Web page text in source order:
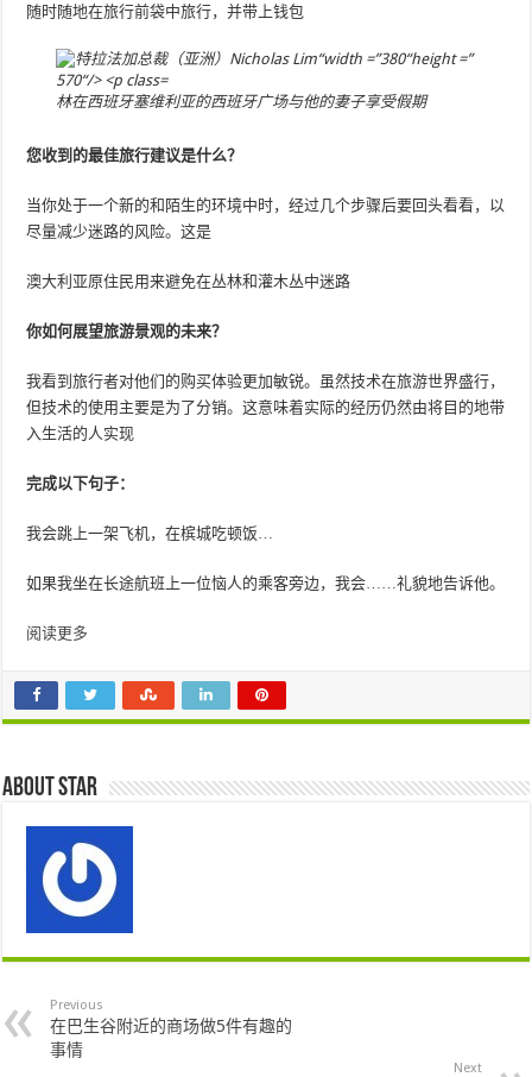
随时随地在旅行前袋中旅行，并带上钱包
林在西班牙塞维利亚的西班牙广场与他的妻子享受假期
您收到的最佳旅行建议是什么？
当你处于一个新的和陌生的环境中时，经过几个步骤后要回头看看，以
尽量减少迷路的风险。这是
澳大利亚原住民用来避免在丛林和灌木丛中迷路
你如何展望旅游景观的未来？
我看到旅行者对他们的购买体验更加敏锐。虽然技术在旅游世界盛行，
但技术的使用主要是为了分销。这意味着实际的经历仍然由将目的地带
入生活的人实现
完成以下句子：
我会跳上一架飞机，在槟城吃顿饭…
如果我坐在长途航班上一位恼人的乘客旁边，我会……礼貌地告诉他。
阅读更多
About star
Previous
在巴生谷附近的商场做5件有趣的
事情
Next